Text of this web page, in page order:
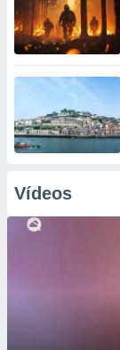
Vídeos